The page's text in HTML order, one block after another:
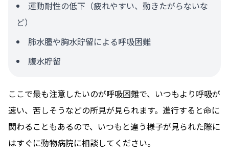
運動耐性の低下（疲れやすい、動きたがらないな
ど）
肺水腫や胸水貯留による呼吸困難
腹水貯留
ここで最も注意したいのが呼吸困難で、いつもより呼吸が
速い、苦しそうなどの所見が見られます。進行すると命に
関わることもあるので、いつもと違う様子が見られた際に
はすぐに動物病院に相談してください。